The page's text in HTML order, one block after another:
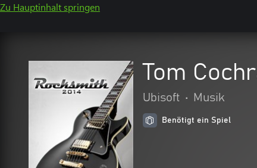
Zu Hauptinhalt springen
Tom
Ubisoft • Musik
Benötigt ein Spiel